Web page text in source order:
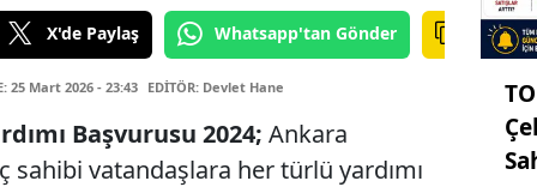
X'de Paylaş Whatsapp'tan Gönder
25 Mart 2026 - 23:43 EDİTÖR: Devlet Hane
Başvurusu 2024; Ankara
vatandaşlara her türlü yardımı